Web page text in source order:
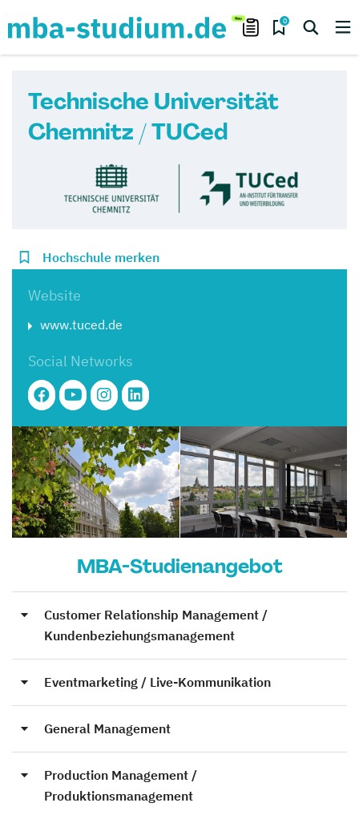
0
Technische Universität
Chemnitz / TUCed
Hochschule merken
Website
www.tuced.de
Social Networks
MBA-Studienangebot
Customer Relationship Management /
Kundenbeziehungsmanagement
Eventmarketing / Live-Kommunikation
General Management
Production Management /
Produktionsmanagement